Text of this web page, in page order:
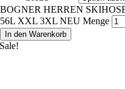
BOGNER HERREN
56L XXL 3XL NEU Menge
In den Warenkorb
Sale!